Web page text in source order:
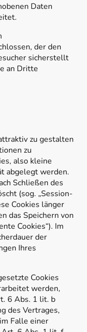
Daten
der den
sicherstellt
an Dritte
zu gestalten
zu
also kleine
abgelegt werden.
Schließen des
(sog. „Session-
Cookies länger
das Speichern von
Cookies“). Im
der
Ihres
Cookies
werden,
6 Abs. 1 lit. b
des Vertrages,
Falle einer